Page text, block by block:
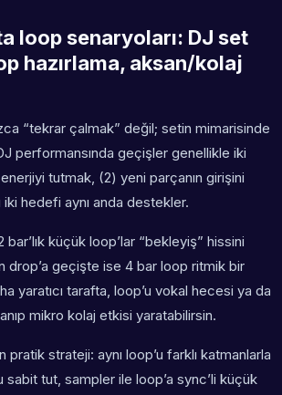
loop senaryoları: DJ set
hazırlama, aksan/kolaj
“tekrar çalmak” değil; setin mimarisinde
performansında geçişler genellikle iki
tutmak, (2) yeni parçanın girişini
hedefi aynı anda destekler.
bar’lık küçük loop’lar “bekleyiş” hissini
drop’a geçişte ise 4 bar loop ritmik bir
yaratıcı tarafta, loop’u vokal hecesi ya da
mikro kolaj etkisi yaratabilirsin.
pratik strateji: aynı loop’u farklı katmanlarla
sabit tut, sampler ile loop’a sync’li küçük